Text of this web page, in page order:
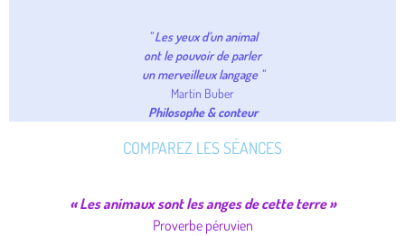
" Les yeux d’un animal
ont le pouvoir de parler
un merveilleux langage "
Martin Buber
Philosophe & conteur
COMPAREZ LES SÉANCES
« Les animaux sont les anges de cette terre »
Proverbe péruvien